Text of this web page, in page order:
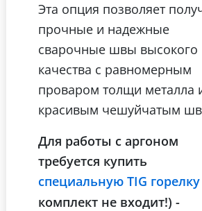
Эта опция позволяет
прочные и надежные
сварочные швы высокого
качества с равномерным
проваром толщи металла
красивым чешуйчатым
Для работы с аргоном
требуется купить
специальную TIG горелку
комплект не входит!) -